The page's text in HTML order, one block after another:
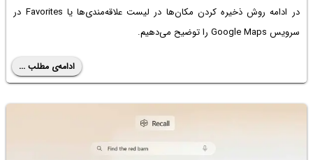
در ادامه روش ذخیره کردن مکان‌ها در لیست علاقه‌مندی‌ها یا Favorites در
سرویس Google Maps را توضیح می‌دهیم.
ادامه‌ی مطلب ...